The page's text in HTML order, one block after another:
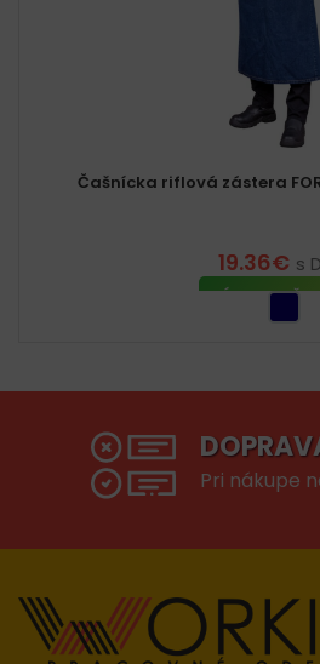
Čašnícka riflová zástera
19.36€ s
VÝBER
Pri nákupe